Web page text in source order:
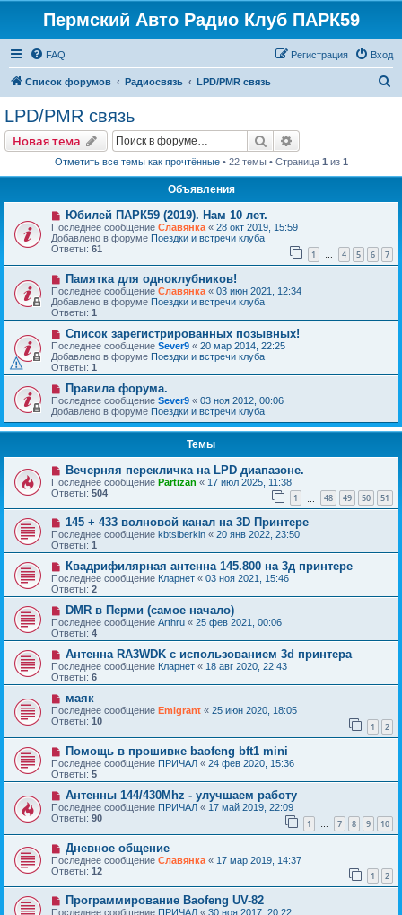
Пермский Авто Радио Клуб ПАРК59
FAQ Вход
Регистрация
Список форумов Радиосвязь LPD/PMR связь
LPD/PMR связь
Новая тема Поиск
Отметить все темы как прочтённые• 22 темы • Страница 1 из 1
Объявления
Юбилей ПАРК59 (2019). Нам 10 лет.
Последнее сообщение Славянка « 28 окт 2019, 15:59
Добавлено в форуме Поездки и встречи клуба
Ответы: 61 1 … 4 5 6 7
Памятка для одноклубников!
Последнее сообщение Славянка « 03 июн 2021, 12:34
Добавлено в форуме Поездки и встречи клуба
Ответы: 1
Список зарегистрированных позывных!
Последнее сообщение Sever9 « 20 мар 2014, 22:25
Добавлено в форуме Поездки и встречи клуба
Ответы: 1
Правила форума.
Последнее сообщение Sever9 « 03 ноя 2012, 00:06
Добавлено в форуме Поездки и встречи клуба
Темы
Вечерняя перекличка на LPD диапазоне.
Последнее сообщение Partizan « 17 июл 2025, 11:38
Ответы: 504 1 48 49 50 51
145 + 433 волновой канал на 3D Принтере
Последнее сообщение kbtsiberkin « 20 янв 2022, 23:50
Ответы: 1
Квадрифилярная антенна 145.800 на 3д принтере
Последнее сообщение Кларнет « 03 ноя 2021, 15:46
Ответы: 2
DMR в Перми (самое начало)
Последнее сообщение Arthru « 25 фев 2021, 00:06
Ответы: 4
Антенна RA3WDK с использованием 3d принтера
Последнее сообщение Кларнет « 18 авг 2020, 22:43
Ответы: 6
маяк
Последнее сообщение Emigrant « 25 июн 2020, 18:05
Ответы: 10 1 2
Помощь в прошивке baofeng bft1 mini
Последнее сообщение ПРИЧАЛ « 24 фев 2020, 15:36
Ответы: 5
Антенны 144/430Mhz - улучшаем работу
Последнее сообщение ПРИЧАЛ « 17 май 2019, 22:09
Ответы: 90 1 … 7 8 9 10
Дневное общение
Последнее сообщение Славянка « 17 мар 2019, 14:37
Ответы: 12 1 2
Программирование Baofeng UV-82
Последнее сообщение ПРИЧАЛ « 30 ноя 2017, 20:22